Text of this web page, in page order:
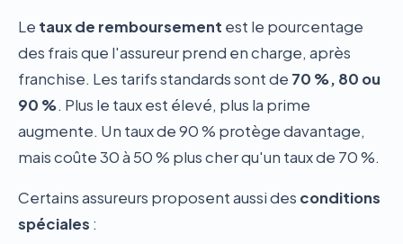
Le taux de remboursement est le pourcentage
des frais que l'assureur prend en charge, après
franchise. Les tarifs standards sont de 70 %, 80 ou
90 %. Plus le taux est élevé, plus la prime
augmente. Un taux de 90 % protège davantage,
mais coûte 30 à 50 % plus cher qu'un taux de 70 %.
Certains assureurs proposent aussi des conditions
spéciales :